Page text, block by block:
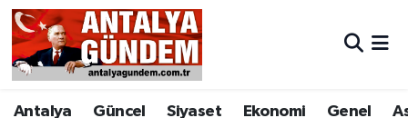
Antalya Güncel Siyaset Ekonomi Genel
Antalya
Asayiş
Antalya Nöbetçi Eczaneler
Antalya Hava Durumu